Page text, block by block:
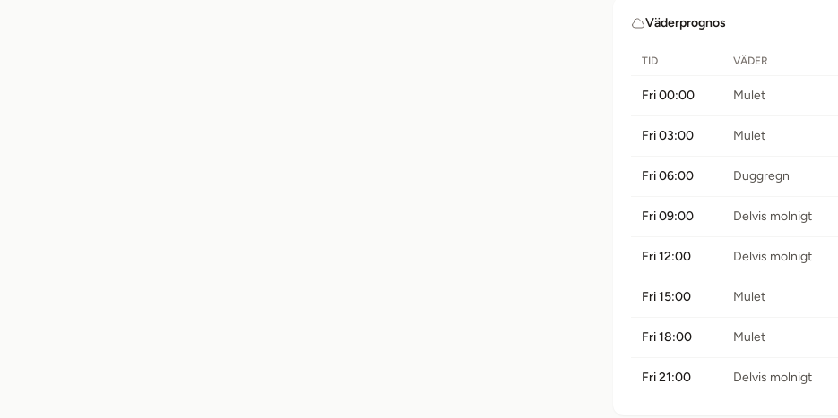
Väderprognos
TID VÄDER
Fri 00:00 Mulet
Fri 03:00 Mulet
Fri 06:00 Duggregn
Fri 09:00 Delvis molnigt
Fri 12:00 Delvis molnigt
Fri 15:00 Mulet
Fri 18:00 Mulet
Fri 21:00 Delvis molnigt